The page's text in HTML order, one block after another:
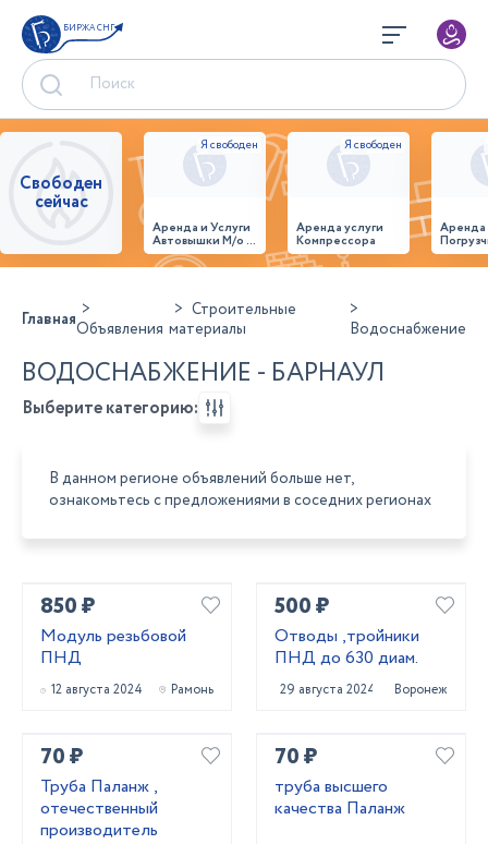
БИРЖА СНГ
Свободен
сейчас
Аренда и Услуги
Автовышки М/о г.
Домодедово
26,28,32 место
Аренда услуги
Компрессора
ГлавнаяОбъявления
Строительные
материалы
Водоснабжение
ВОДОСНАБЖЕНИЕ - БАРНАУЛ
Выберите категорию:
В данном регионе объявлений больше нет,
ознакомьтесь с предложениями в соседних регионах
850 ₽
Модуль резьбовой
ПНД
12 августа 2024 Рамонь
500 ₽
Отводы ,тройники
ПНД до 630 диам.
29 августа 2024 Воронеж
70 ₽
Труба Паланж ,
отечественный
производитель
70 ₽
труба высшего
качества Паланж